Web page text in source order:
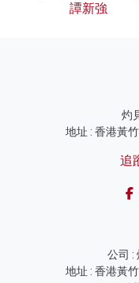
譚新強
灼
地址 : 香港黃
追
公司 :
地址 : 香港黃